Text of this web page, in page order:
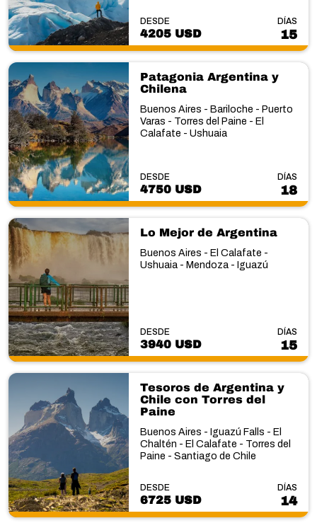
DESDE
4205 USD
DÍAS
15
Patagonia Argentina y
Chilena
Buenos Aires - Bariloche - Puerto
Varas - Torres del Paine - El
Calafate - Ushuaia
DESDE
4750 USD
DÍAS
18
Lo Mejor de Argentina
Buenos Aires - El Calafate -
Ushuaia - Mendoza - Iguazú
DESDE
3940 USD
DÍAS
15
Tesoros de Argentina y
Chile con Torres del
Paine
Buenos Aires - Iguazú Falls - El
Chaltén - El Calafate - Torres del
Paine - Santiago de Chile
DESDE
6725 USD
DÍAS
14